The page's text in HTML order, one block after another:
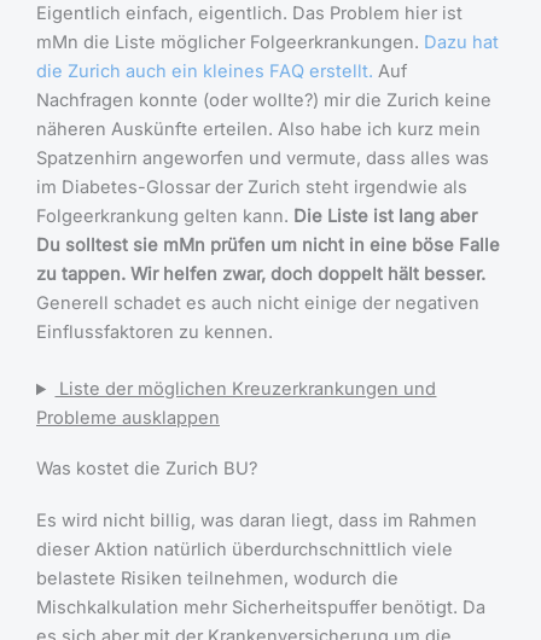
Eigentlich einfach, eigentlich. Das Problem hier ist
mMn die Liste möglicher Folgeerkrankungen. Dazu hat
die Zurich auch ein kleines FAQ erstellt. Auf
Nachfragen konnte (oder wollte?) mir die Zurich keine
näheren Auskünfte erteilen. Also habe ich kurz mein
Spatzenhirn angeworfen und vermute, dass alles was
im Diabetes-Glossar der Zurich steht irgendwie als
Folgeerkrankung gelten kann. Die Liste ist lang aber
Du solltest sie mMn prüfen um nicht in eine böse Falle
zu tappen. Wir helfen zwar, doch doppelt hält besser.
Generell schadet es auch nicht einige der negativen
Einflussfaktoren zu kennen.
Liste der möglichen Kreuzerkrankungen und
Probleme ausklappen
Was kostet die Zurich BU?
Es wird nicht billig, was daran liegt, dass im Rahmen
dieser Aktion natürlich überdurchschnittlich viele
belastete Risiken teilnehmen, wodurch die
Mischkalkulation mehr Sicherheitspuffer benötigt. Da